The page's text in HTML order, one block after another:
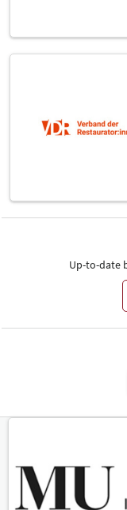
Up-to-date